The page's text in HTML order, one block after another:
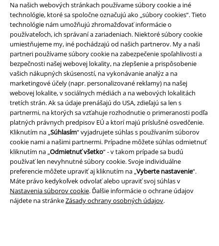
Na našich webových stránkach používame súbory cookie a iné
technológie, ktoré sa spoločne označujú ako „súbory cookies“. Tieto
technológie nám umožňujú zhromažďovať informácie o
používateľoch, ich správaní a zariadeniach. Niektoré súbory cookie
umiestňujeme my, iné pochádzajú od našich partnerov. My a naši
partneri používame súbory cookie na zabezpečenie spoľahlivosti a
bezpečnosti našej webovej lokality, na zlepšenie a prispôsobenie
vašich nákupných skúseností, na vykonávanie analýz a na
marketingové účely (napr. personalizované reklamy) na našej
webovej lokalite, v sociálnych médiách a na webových lokalitách
tretích strán. Ak sa údaje prenášajú do USA, zdieľajú sa len s
partnermi, na ktorých sa vzťahuje rozhodnutie o primeranosti podľa
platných právnych predpisov EÚ a ktorí majú príslušné osvedčenie.
Kliknutím na „Súhlasím“ vyjadrujete súhlas s používaním súborov
cookie nami a našimi partnermi. Prípadne môžete súhlas odmietnuť
kliknutím na „Odmietnuť všetko“ - v takom prípade sa budú
používať len nevyhnutné súbory cookie. Svoje individuálne
preferencie môžete upraviť aj kliknutím na „Vyberte nastavenie“.
Máte právo kedykoľvek odvolať alebo upraviť svoj súhlas v
Nastavenia súborov cookie. Ďalšie informácie o ochrane údajov
nájdete na stránkeZásady ochrany osobných údajov.
Právne informácie
Podmienky
Imprint
Ochrana osobných údajov
Likvidácia odpadu a ochrana životného prostredia
Vyhlásenie o zhode